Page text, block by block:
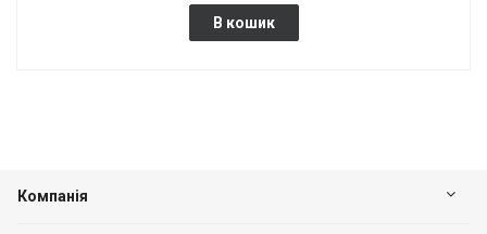
В кошик
Компанія